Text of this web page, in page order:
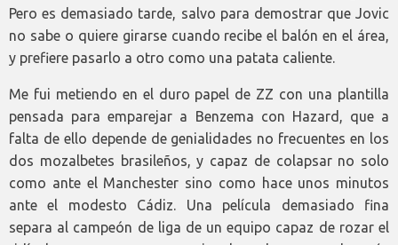
Pero es demasiado tarde, salvo para demostrar que Jovic
no sabe o quiere girarse cuando recibe el balón en el área,
y prefiere pasarlo a otro como una patata caliente.
Me fui metiendo en el duro papel de ZZ con una plantilla
pensada para emparejar a Benzema con Hazard, que a
falta de ello depende de genialidades no frecuentes en los
dos mozalbetes brasileños, y capaz de colapsar no solo
como ante el Manchester sino como hace unos minutos
ante el modesto Cádiz. Una película demasiado fina
separa al campeón de liga de un equipo capaz de rozar el